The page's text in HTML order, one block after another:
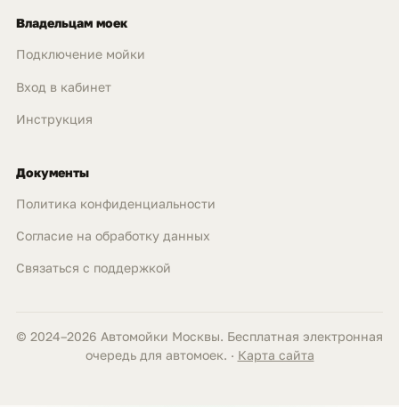
Владельцам моек
Подключение мойки
Вход в кабинет
Инструкция
Документы
Политика конфиденциальности
Согласие на обработку данных
Связаться с поддержкой
© 2024–2026 Автомойки Москвы. Бесплатная электронная
очередь для автомоек. · Карта сайта